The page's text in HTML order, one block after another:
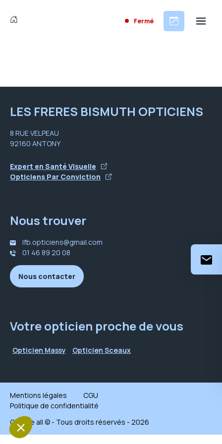
Fermé
LES FRERES BISMUTH OPTICIENS
8 RUE VELPEAU
92160 ANTONY
Expert en Santé Visuelle
Opticiens Par Conviction
Votre opticien proche de vous
Opticien Massy Opticien Sceaux
Nous trouver
lfb.opticiens@gmail.com
01 46 89 20 08
Nous contacter
Mentions légales
CGU
Politique de confidentialité
Groupe all © - Tous droits réservés - 2026